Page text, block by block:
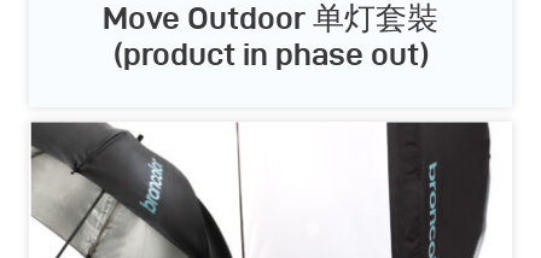
Move Outdoor 单灯套裝
(product in phase out)